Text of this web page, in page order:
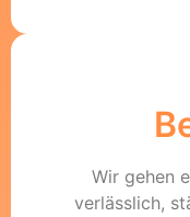
Wir gehen
verlässlich,